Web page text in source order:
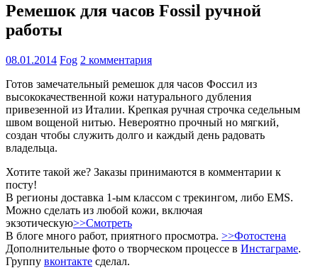
Ремешок для часов Fossil ручной
работы
08.01.2014 Fog 2 комментария
Готов замечательный ремешок для часов Фоссил из
высококачественной кожи натурального дубления
привезенной из Италии. Крепкая ручная строчка седельным
швом вощеной нитью. Невероятно прочный но мягкий,
создан чтобы служить долго и каждый день радовать
владельца.
Хотите такой же? Заказы принимаются в комментарии к
посту!
В регионы доставка 1-ым классом с трекингом, либо EMS.
Можно сделать из любой кожи, включая
экзотическую>>Смотреть
В блоге много работ, приятного просмотра. >>Фотостена
Дополнительные фото о творческом процессе в Инстаграме.
Группу вконтакте сделал.